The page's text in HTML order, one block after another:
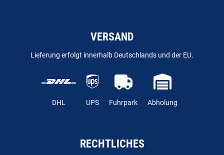
VERSAND
Lieferung erfolgt innerhalb Deutschlands und der EU.
DHL UPS Fuhrpark Abholung
RECHTLICHES